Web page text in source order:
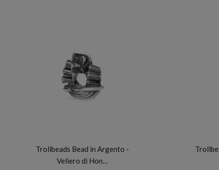
Trollbeads Bead in Argento -
Veliero di Hon…